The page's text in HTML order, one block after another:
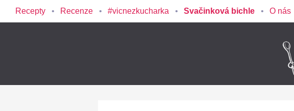
Recepty Recenze #vicnezkucharka Svačinková bichle O nás